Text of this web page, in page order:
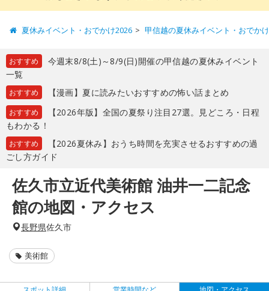
夏休みイベント・おでかけ2026 甲信越の夏休みイベント・おでか
おすすめ
今週末8/8(土)～8/9(日)開催の甲信越の夏休みイベント
一覧
おすすめ 【漫画】夏に読みたいおすすめの怖い話まとめ
おすすめ
【2026年版】全国の夏祭り注目27選。見どころ・日程
もわかる！
おすすめ
【2026夏休み】おうち時間を充実させるおすすめの過
ごし方ガイド
佐久市立近代美術館 油井一二記念
館の地図・アクセス
長野県佐久市
美術館